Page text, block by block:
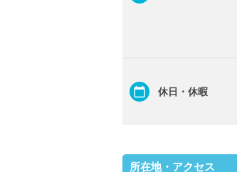
休日・休暇
所在地・アクセス